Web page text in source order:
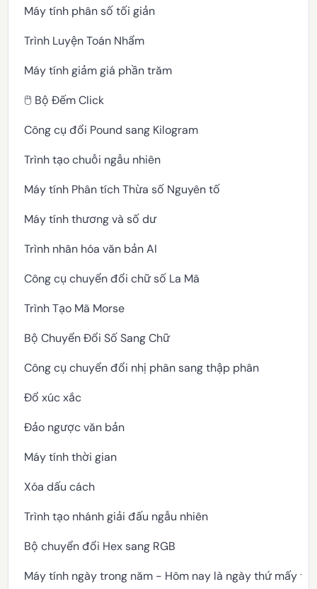
Máy tính phân số tối giản
Trình Luyện Toán Nhẩm
Máy tính giảm giá phần trăm
🖱️ Bộ Đếm Click
Công cụ đổi Pound sang Kilogram
Trình tạo chuỗi ngẫu nhiên
Máy tính Phân tích Thừa số Nguyên tố
Máy tính thương và số dư
Trình nhân hóa văn bản AI
Công cụ chuyển đổi chữ số La Mã
Trình Tạo Mã Morse
Bộ Chuyển Đổi Số Sang Chữ
Công cụ chuyển đổi nhị phân sang thập phân
Đổ xúc xắc
Đảo ngược văn bản
Máy tính thời gian
Xóa dấu cách
Trình tạo nhánh giải đấu ngẫu nhiên
Bộ chuyển đổi Hex sang RGB
Máy tính ngày trong năm - Hôm nay là ngày thứ mấy